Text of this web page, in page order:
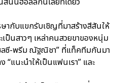
ากับแขกรับเชิญที่มาสร้างสีสันให้
เป็นสาวๆ เหล่าคนสวยขาของหนุ่ม
ลซี-พรีม ณัฐณิชา” ที่แท็คทีมกันมา
“แนะนำให้เป็นแฟนเรา” และ